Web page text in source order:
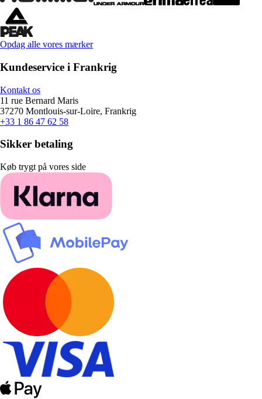
Opdag alle vores mærker
Kundeservice i Frankrig
Kontakt os
11 rue Bernard Maris
37270 Montlouis-sur-Loire, Frankrig
+33 1 86 47 62 58
Sikker betaling
Køb trygt på vores side